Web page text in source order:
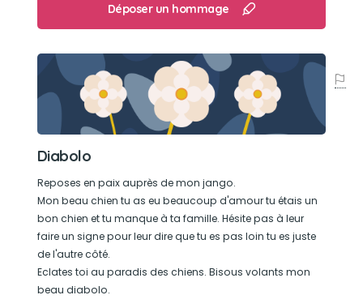
Déposer un hommage
Diabolo
Reposes en paix auprès de mon jango.
Mon beau chien tu as eu beaucoup d'amour tu étais un
bon chien et tu manque à ta famille. Hésite pas à leur
faire un signe pour leur dire que tu es pas loin tu es juste
de l'autre côté.
Eclates toi au paradis des chiens. Bisous volants mon
beau diabolo.